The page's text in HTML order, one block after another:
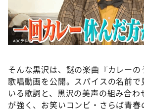
そんな黒沢は、謎の楽曲『カレーの
歌唱動画を公開。スパイスの名前で
いる歌詞と、黒沢の美声の組み合わ
が強く、お笑いコンビ・さらば青春